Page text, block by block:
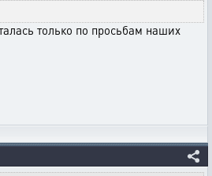
только по просьбам наших